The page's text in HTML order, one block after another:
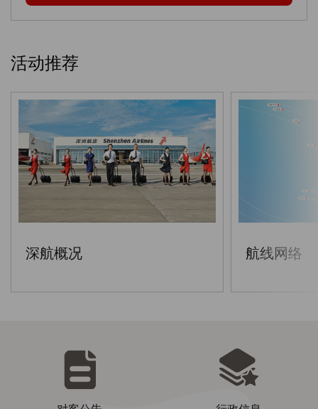
活动推荐
深航概况 航线网络